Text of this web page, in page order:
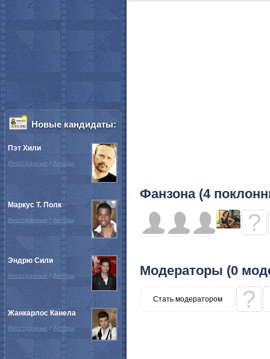
Фанзона (4
?
Модераторы (0
Стать модератором ?
Новые кандидаты:
Пэт Хили
Иностранные / Актёры
Маркус Т. Полк
Иностранные / Актёры
Эндрю Сили
Иностранные / Актёры
Жанкарлос Канела
Иностранные / Актёры